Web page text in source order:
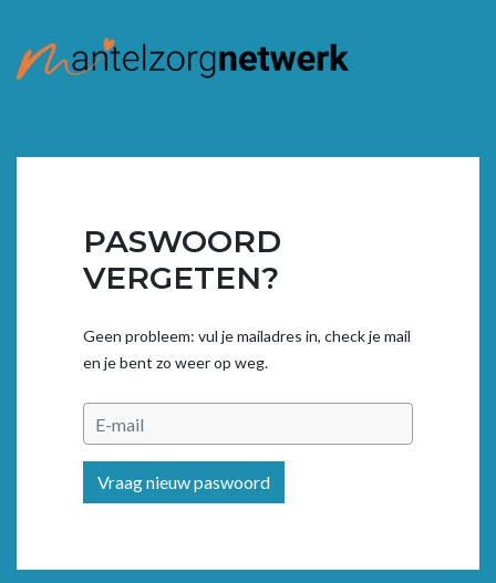
PASWOORD
VERGETEN?
Geen probleem: vul je mailadres in, check je mail
en je bent zo weer op weg.